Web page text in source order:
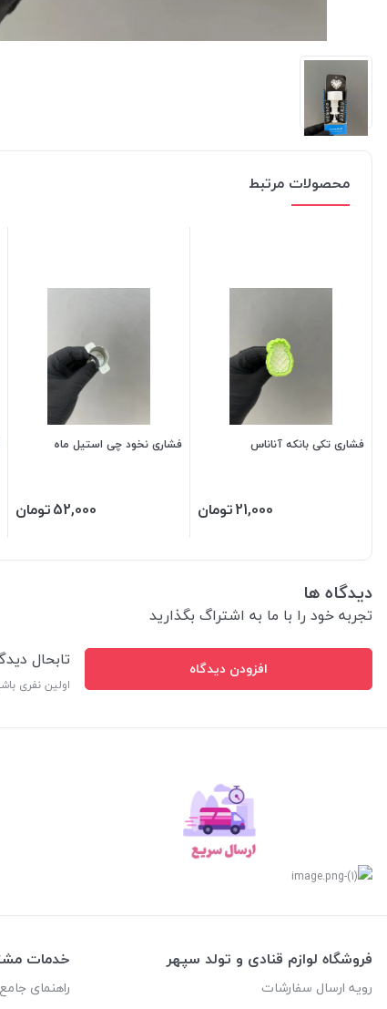
محصولات مرتبط
فشاری تکی بانکه آناناس
21,000تومان
فشاری نخود چی استیل ماه
52,000تومان
دیدگاه ها
تجربه خود را با ما به اشتراگ بگذارید
افزودن دیدگاه تابحال
اولین نفری
فروشگاه لوازم قنادی و تولد سپهر
رویه ارسال سفارشات
خدمات
راهنمای